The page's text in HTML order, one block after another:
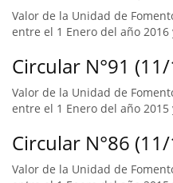
Valor de la Unidad de
entre el 1 Enero del año
Circular N°91
Valor de la Unidad de
entre el 1 Enero del año 2015
Circular N°86
Valor de la Unidad de